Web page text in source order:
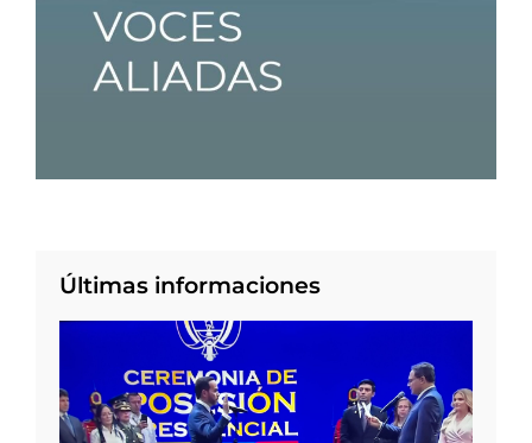
Últimas informaciones